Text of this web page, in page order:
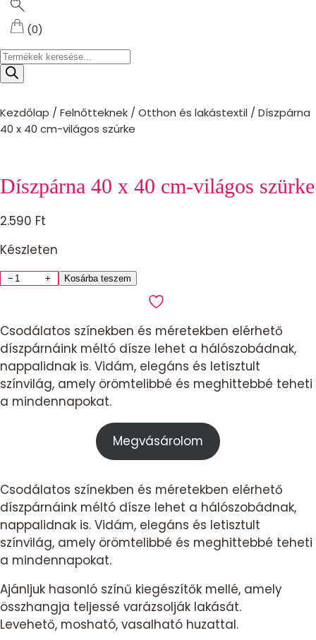
(0)
Products
search
Kezdőlap /Felnőtteknek /Otthon és lakástextil /Díszpárna
40 x 40 cm-világos szürke
Díszpárna 40 x 40 cm-világos szürke
2.590 Ft
Készleten
Díszpárna
40
cm-
világos
szürke
mennyiség
− + Kosárba teszem
Csodálatos színekben és méretekben elérhető
díszpárnáink méltó dísze lehet a hálószobádnak,
nappalidnak is. Vidám, elegáns és letisztult
színvilág, amely örömtelibbé és meghittebbé teheti
a mindennapokat.
Megvásárolom
Csodálatos színekben és méretekben elérhető
díszpárnáink méltó dísze lehet a hálószobádnak,
nappalidnak is. Vidám, elegáns és letisztult
színvilág, amely örömtelibbé és meghittebbé teheti
a mindennapokat.
Ajánljuk hasonló színű kiegészítők mellé, amely
összhangja teljessé varázsolják lakását.
Levehető, mosható, vasalható huzattal.